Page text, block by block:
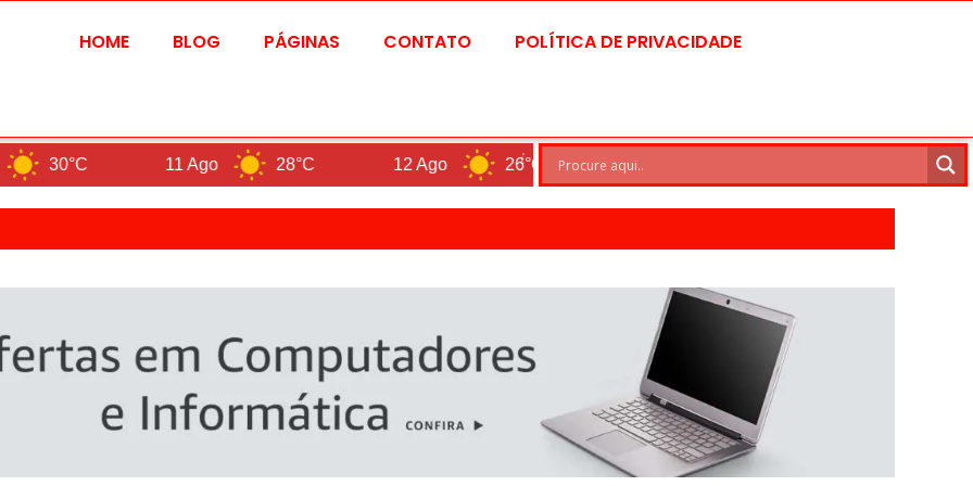
HOME BLOG PÁGINAS CONTATO POLÍTICA DE PRIVACIDADE
11 Ago 28°C 12 Ago 26°C Brasilia